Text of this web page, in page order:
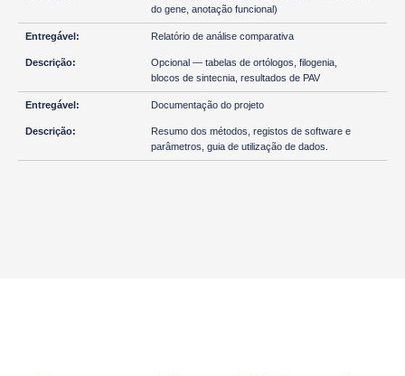
do gene, anotação funcional)
Relatório de análise comparativa
Opcional — tabelas de ortólogos, filogenia,
blocos de sintecnia, resultados de PAV
Documentação do projeto
Resumo dos métodos, registos de software e
parâmetros, guia de utilização de dados.